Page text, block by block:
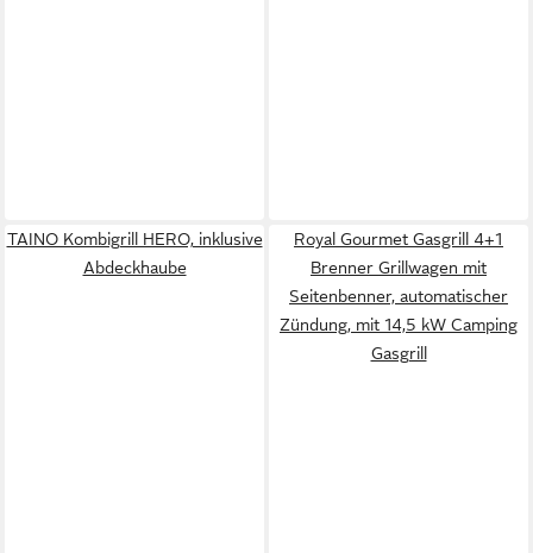
TAINO Kombigrill HERO, inklusive
Abdeckhaube
Royal Gourmet Gasgrill 4+1
Brenner Grillwagen mit
Seitenbenner, automatischer
Zündung, mit 14,5 kW Camping
Gasgrill